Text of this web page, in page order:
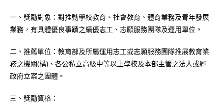
一、獎勵對象：對推動學校教育、社會教育、體育業務及青年發展
業務，有具體優良事蹟之績優志工、志願服務團隊及運用單位。
二、推薦單位：教育部及所屬運用志工或志願服務團隊推展教育業
務之機關(構)、各公私立高級中等以上學校及本部主管之法人或經
政府立案之團體。
三、獎勵資格：